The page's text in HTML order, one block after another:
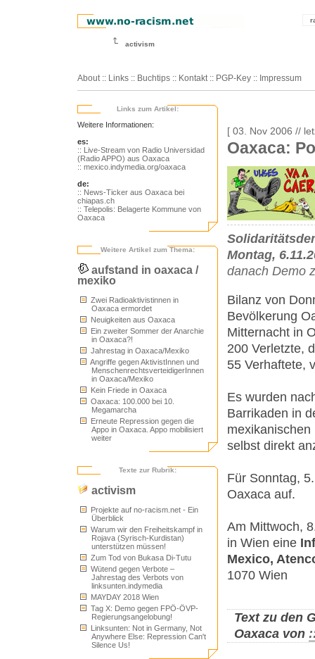
activism
About :: Links :: Buchtips :: Kontakt :: PGP-Key :: Impressum
Links zum Artikel:
Weitere Informationen:
es:
:: Live-Stream von Radio Universidad
(Radio APPO) aus Oaxaca
:: mexico.indymedia.org/oaxaca
de:
:: News-Ticker aus Oaxaca bei
chiapas.ch
:: Telepolis: Belagerte Kommune von
Oaxaca
Weitere Artikel zum Thema:
aufstand in oaxaca /
mexiko
Zwei Radioaktivistinnen in
Oaxaca ermordet
Neuigkeiten aus Oaxaca
Ein zweiter Sommer der Anarchie
in Oaxaca?!
Jahrestag in Oaxaca/Mexiko
Angriffe gegen AktivistInnen und
MenschenrechtsverteidigerInnen
in Oaxaca/Mexiko
Kein Friede in Oaxaca
Oaxaca: 100.000 bei 10.
Megamarcha
Erneute Repression gegen die
Appo in Oaxaca. Appo mobilisiert
weiter
Texte zur Rubrik:
activism
Projekte auf no-racism.net - Ein
Überblick
Warum wir den Freiheitskampf in
Rojava (Syrisch-Kurdistan)
unterstützen müssen!
Zum Tod von Bukasa Di-Tutu
Wütend gegen Verbote –
Jahrestag des Verbots von
linksunten.indymedia
MAYDAY 2018 Wien
Tag X: Demo gegen FPÖ-ÖVP-
Regierungsangelobung!
Linksunten: Not in Germany, Not
Anywhere Else: Repression Can't
Silence Us!
[ 03. Nov 2006 //
Oaxaca:
Montag,
danach Demo
Bilanz von
Bevölkerung
Mitternacht in
200 Verletzte,
55 Verhaftete,
Es wurden
Barrikaden in
selbst direkt
Für Sonntag,
Oaxaca auf.
Am Mittwoch,
in Wien eine
Mexico,
1070 Wien
Text zu den
Oaxaca von